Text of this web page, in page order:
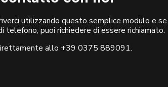
utilizzando questo semplice modulo e
telefono, puoi richiedere di essere richiamato.
allo +39 0375 889091.